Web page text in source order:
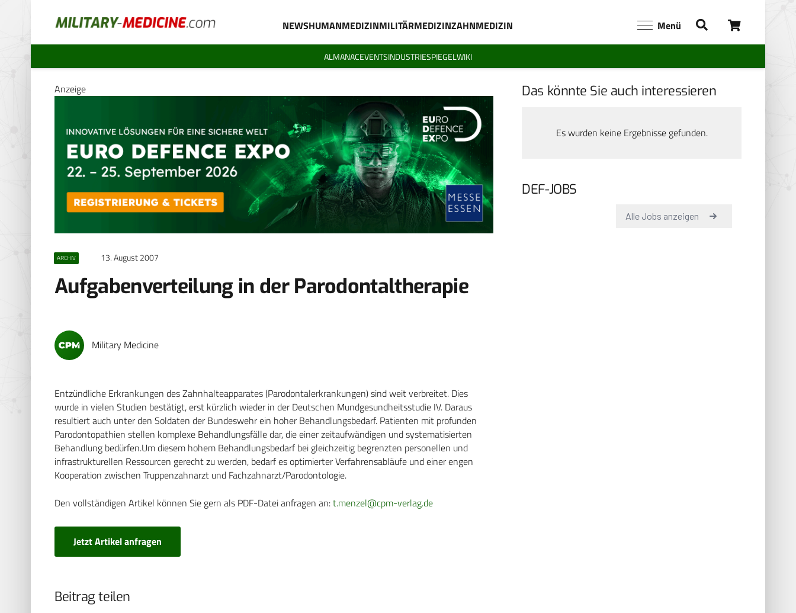
NEWSHUMANMEDIZINMILITÄRMEDIZINZAHNMEDIZIN Menü
ALMANACEVENTSINDUSTRIESPIEGELWIKI
Anzeige
ARCHIV 13. August 2007
Aufgabenverteilung in der Parodontaltherapie
Military Medicine
Entzündliche Erkrankungen des Zahnhalteapparates (Parodontalerkrankungen) sind weit verbreitet. Dies
wurde in vielen Studien bestätigt, erst kürzlich wieder in der Deutschen Mundgesundheitsstudie IV. Daraus
resultiert auch unter den Soldaten der Bundeswehr ein hoher Behandlungsbedarf. Patienten mit profunden
Parodontopathien stellen komplexe Behandlungsfälle dar, die einer zeitaufwändigen und systematisierten
Behandlung bedürfen.Um diesem hohem Behandlungsbedarf bei gleichzeitig begrenzten personellen und
infrastrukturellen Ressourcen gerecht zu werden, bedarf es optimierter Verfahrensabläufe und einer engen
Kooperation zwischen Truppenzahnarzt und Fachzahnarzt/Parodontologie.
Den vollständigen Artikel können Sie gern als PDF-Datei anfragen an:t.menzel@cpm-verlag.de
Jetzt Artikel anfragen
Beitrag teilen
Das könnte Sie auch interessieren
Es wurden keine Ergebnisse gefunden.
DEF-JOBS